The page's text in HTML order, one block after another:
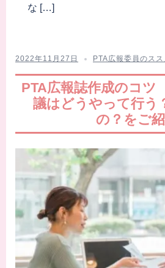
な […]
2022年11月27日 PTA広報委員のスス
PTA広報誌作成のコ
議はどうやって行う
の？をご